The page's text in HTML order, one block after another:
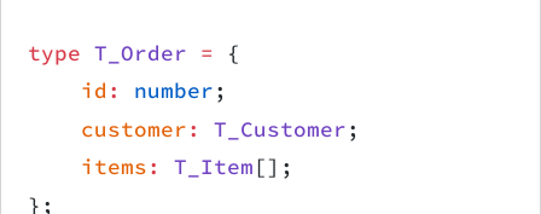
type T_Order = {
    id
: number;
    customer
: T_Customer;
    items
: T_Item[];
};